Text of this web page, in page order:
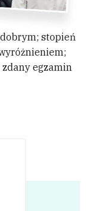
stopień
egzamin